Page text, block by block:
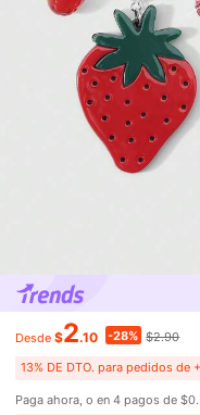
Desde $2.10 -28% $2.90
13% DE DTO. para pedidos de
Paga ahora, o en 4 pagos de